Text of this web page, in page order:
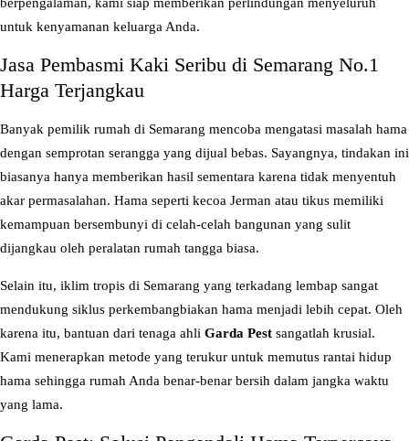
b
s
m
r
i
b
u
d
i
untuk kenyamanan keluarga Anda.
Jasa Pembasmi Kaki Seribu di Semarang No.1
Harga Terjangkau
Banyak pemilik rumah di Semarang mencoba mengatasi masalah hama
dengan semprotan serangga yang dijual bebas. Sayangnya, tindakan ini
biasanya hanya memberikan hasil sementara karena tidak menyentuh
akar permasalahan. Hama seperti kecoa Jerman atau tikus memiliki
kemampuan bersembunyi di celah-celah bangunan yang sulit
dijangkau oleh peralatan rumah tangga biasa.
Selain itu, iklim tropis di Semarang yang terkadang lembap sangat
mendukung siklus perkembangbiakan hama menjadi lebih cepat. Oleh
karena itu, bantuan dari tenaga ahli Garda Pest sangatlah krusial.
Kami menerapkan metode yang terukur untuk memutus rantai hidup
hama sehingga rumah Anda benar-benar bersih dalam jangka waktu
yang lama.